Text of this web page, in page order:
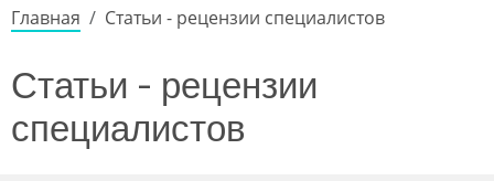
Строка навигации
Главная Статьи - рецензии специалистов
Статьи - рецензии
специалистов